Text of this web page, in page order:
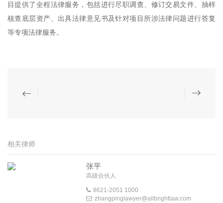
目提供了全程法律服务，包括进行尽职调查、修订交易文件、抽样
核查底层资产、出具法律意见书及针对项目所涉法律问题进行答复
等专项法律服务。
相关律师
张平
高级合伙人
8621-2051 1000
zhangpinglawyer@allbrightlaw.com